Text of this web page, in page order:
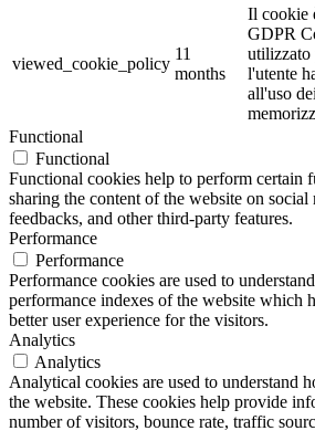
viewed_cookie_policy
11
months
Il cookie
GDPR
utilizzato
l'utente
all'uso
Functional
Functional
Functional cookies help to perform certain
sharing the content of the website on
feedbacks, and other third-party features.
Performance
Performance
Performance cookies are used to
performance indexes of the website which
better user experience for the visitors.
Analytics
Analytics
Analytical cookies are used to understand
the website. These cookies help provide
number of visitors, bounce rate, traffic